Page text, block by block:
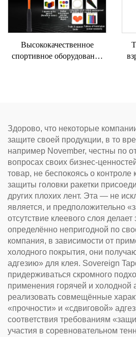
Высококачественное
спортивное оборудование
Здорово, что некоторые
защите своей продукции, в то
например November, честны по
вопросах своих бизнес-
товар, не беспокоясь о контроле
защиты головки ракетки
других плохих лент. Эта — не
является, и предположительно
отсутствие клеевого слоя делает
определённо непригодной по
компания, в зависимости от
холодного покрытия, они
адгезию» для клея. Sovereign
придерживаться скромного
применения горячей и холодной
реализовать совмещённые
«прочности» и «сдвиговой»
соответствия требованиям
участия в соревновательном